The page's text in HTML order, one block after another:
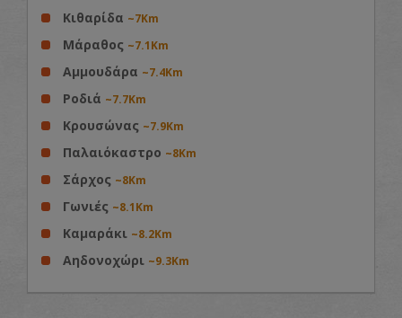
Κιθαρίδα ~7Km
Μάραθος ~7.1Km
Αμμουδάρα ~7.4Km
Ροδιά ~7.7Km
Κρουσώνας ~7.9Km
Παλαιόκαστρο ~8Km
Σάρχος ~8Km
Γωνιές ~8.1Km
Καμαράκι ~8.2Km
Αηδονοχώρι ~9.3Km